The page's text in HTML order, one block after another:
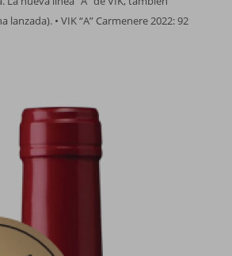
• VIK “A” Carmenere 2022: 92